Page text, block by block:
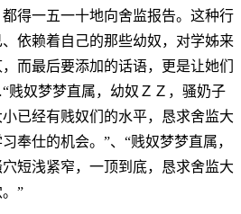
得一五一十地向舍监报告。这种行
依赖着自己的那些幼奴，对学姊来
而最后要添加的话语，更是让她们
贱奴梦梦直属，幼奴ＺＺ，骚奶子
已经有贱奴们的水平，恳求舍监大
奉仕的机会。”、“贱奴梦梦直属，
短浅紧窄，一顶到底，恳求舍监大
”